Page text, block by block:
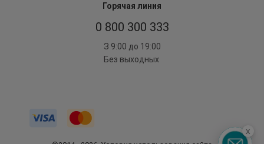
Горячая линия
0 800 300 333
З 9:00 до 19:00
Без выходных
x